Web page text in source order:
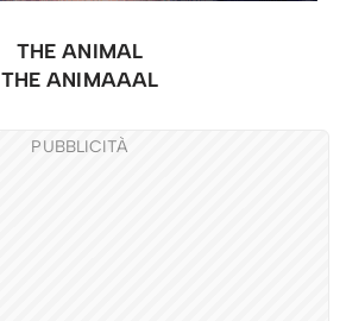
THE ANIMAL
THE ANIMAAAL
PUBBLICITÀ